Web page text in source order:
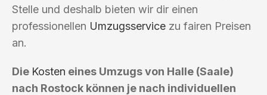
Stelle und deshalb bieten wir dir einen
professionellen Umzugsservice zu fairen Preisen
an.
Die Kosten eines Umzugs von Halle (Saale)
nach Rostock können je nach individuellen